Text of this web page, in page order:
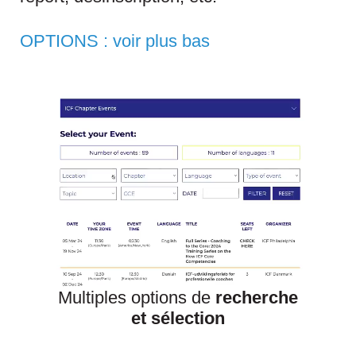
OPTIONS : voir plus bas
Multiples options de recherche
et sélection